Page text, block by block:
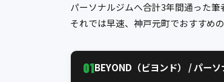
パーソナルジムへ合計3年間通った
それでは早速、神戸元町でおすすめ
01BEYOND（ビヨンド） / パー